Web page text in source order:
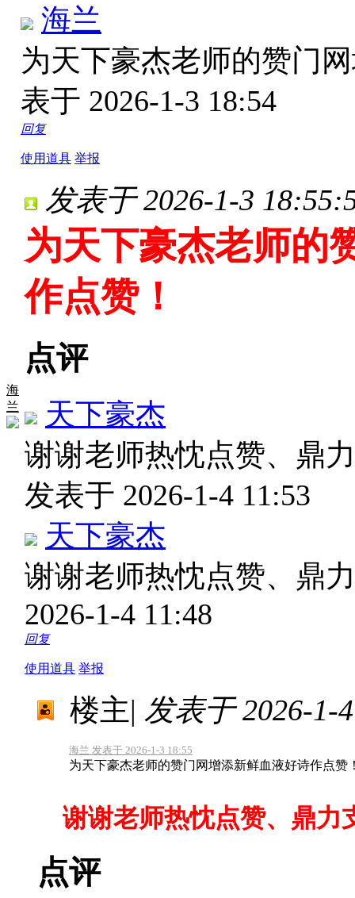
海兰
为天下豪杰老师的赞门
表于 2026-1-3 18:54
回复
使用道具 举报
海
兰
发表于 2026-1-3
为天下豪杰老师的
作点赞！
点评
天下豪杰
谢谢老师热忱点赞、鼎
发表于 2026-1-4 11:53
天下豪杰
谢谢老师热忱点赞、鼎
2026-1-4 11:48
回复
使用道具 举报
楼主| 发表于 2026-1-
海兰 发表于 2026-1-3 18:55
为天下豪杰老师的赞门网增添新鲜血液好诗作点赞
谢谢老师热忱点赞、鼎力
点评